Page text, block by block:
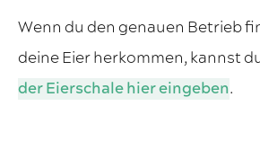
Wenn du den genauen Betrieb
deine Eier herkommen, kannst
der Eierschale hier eingeben.